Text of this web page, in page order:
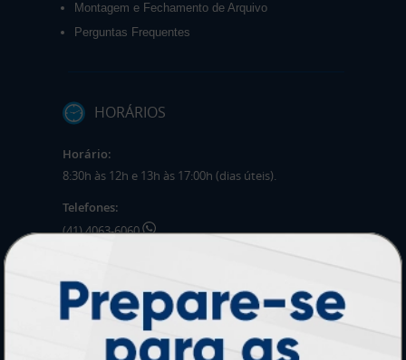
Montagem e Fechamento de Arquivo
Perguntas Frequentes
HORÁRIOS
Horário:
8:30h às 12h e 13h às 17:00h (dias úteis).
Telefones:
(41) 4063-6060
Mensagens:
Horário: 8:30h às 12h e 13h às 17:00h (dias
úteis).